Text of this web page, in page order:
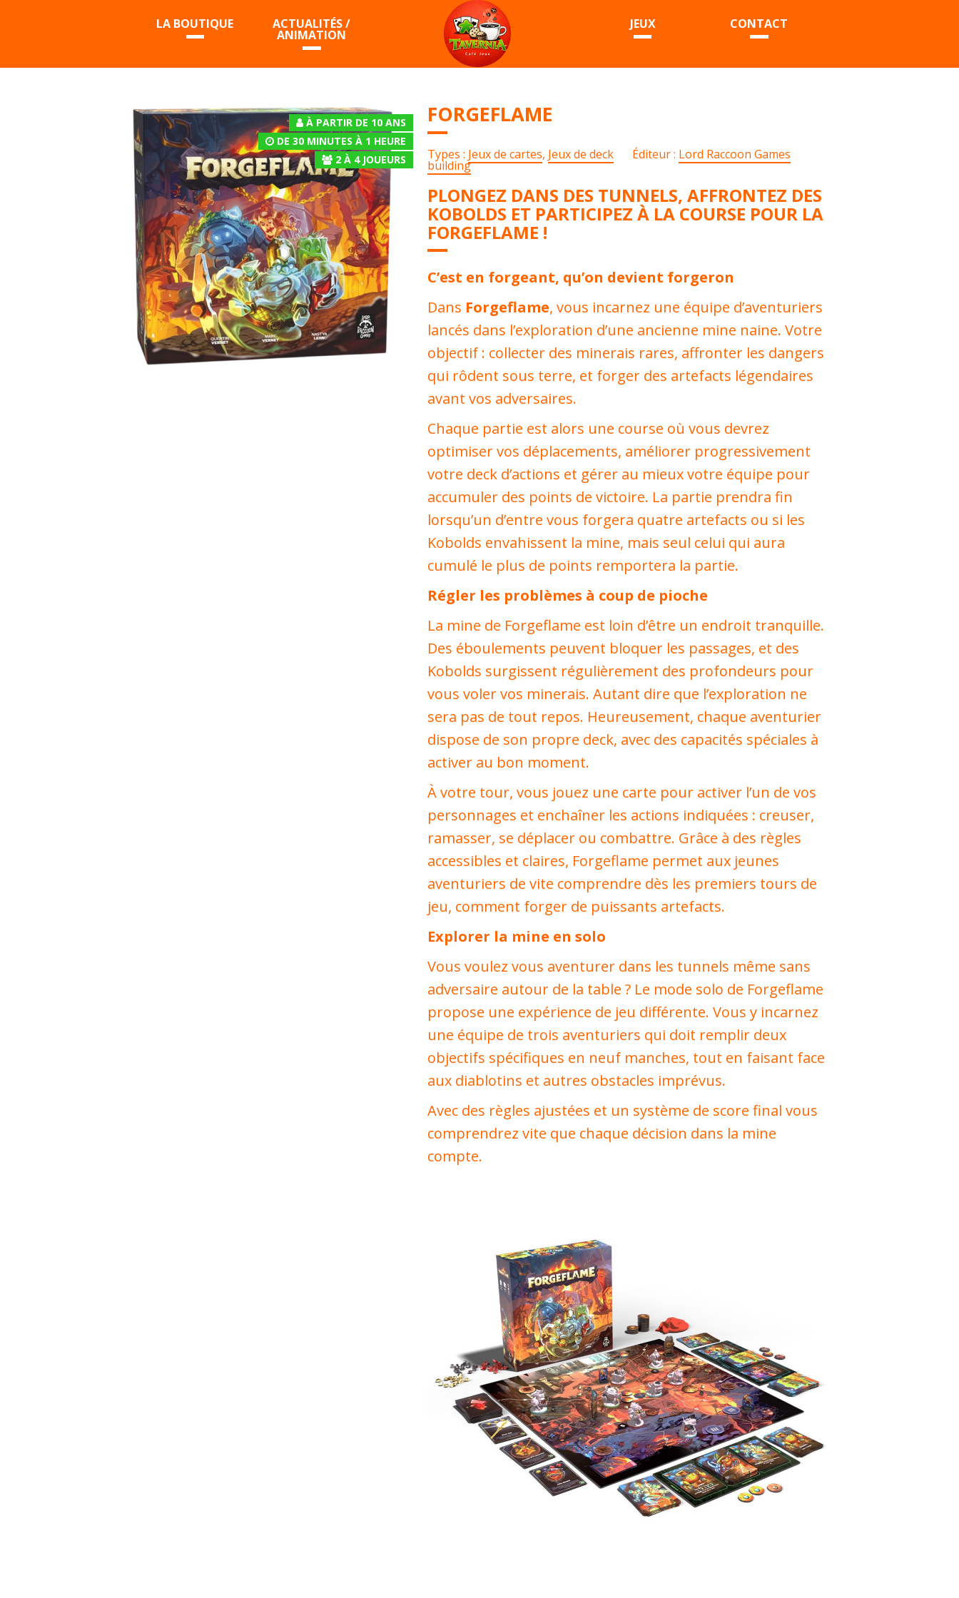
LA BOUTIQUE ACTUALITÉS /
ANIMATION
JEUX CONTACT
À PARTIR DE 10 ANS
DE 30 MINUTES À 1 HEURE
2À 4JOUEURS
FORGEFLAME
Types : Jeux de cartes, Jeux de deck
building
Éditeur : Lord Raccoon Games
PLONGEZ DANS DES TUNNELS, AFFRONTEZ DES
KOBOLDS ET PARTICIPEZ À LA COURSE POUR LA
FORGEFLAME !
C’est en forgeant, qu’on devient forgeron
Dans Forgeflame, vous incarnez une équipe d’aventuriers
lancés dans l’exploration d’une ancienne mine naine. Votre
objectif : collecter des minerais rares, affronter les dangers
qui rôdent sous terre, et forger des artefacts légendaires
avant vos adversaires.
Chaque partie est alors une course où vous devrez
optimiser vos déplacements, améliorer progressivement
votre deck d’actions et gérer au mieux votre équipe pour
accumuler des points de victoire. La partie prendra fin
lorsqu’un d’entre vous forgera quatre artefacts ou si les
Kobolds envahissent la mine, mais seul celui qui aura
cumulé le plus de points remportera la partie.
Régler les problèmes à coup de pioche
La mine de Forgeflame est loin d’être un endroit tranquille.
Des éboulements peuvent bloquer les passages, et des
Kobolds surgissent régulièrement des profondeurs pour
vous voler vos minerais. Autant dire que l’exploration ne
sera pas de tout repos. Heureusement, chaque aventurier
dispose de son propre deck, avec des capacités spéciales à
activer au bon moment.
À votre tour, vous jouez une carte pour activer l’un de vos
personnages et enchaîner les actions indiquées : creuser,
ramasser, se déplacer ou combattre. Grâce à des règles
accessibles et claires, Forgeflame permet aux jeunes
aventuriers de vite comprendre dès les premiers tours de
jeu, comment forger de puissants artefacts.
Explorer la mine en solo
Vous voulez vous aventurer dans les tunnels même sans
adversaire autour de la table ? Le mode solo de Forgeflame
propose une expérience de jeu différente. Vous y incarnez
une équipe de trois aventuriers qui doit remplir deux
objectifs spécifiques en neuf manches, tout en faisant face
aux diablotins et autres obstacles imprévus.
Avec des règles ajustées et un système de score final vous
comprendrez vite que chaque décision dans la mine
compte.